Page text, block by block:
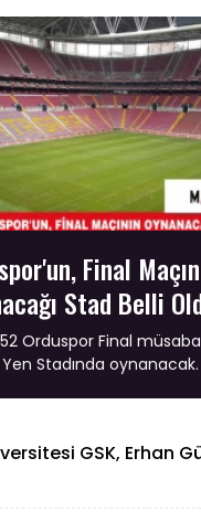
Final
Stad Belli
Orduspor Final
Stadında oynanacak.
GSK, Erhan